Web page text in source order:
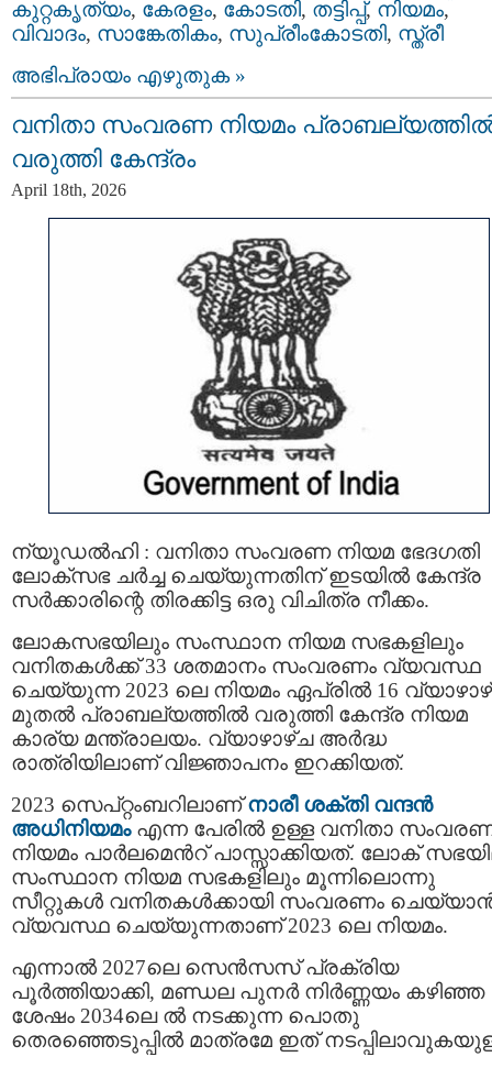
കുറ്റകൃത്യം, കേരളം, കോടതി, തട്ടിപ്പ്‌, നിയമം,
വിവാദം, സാങ്കേതികം, സുപ്രീംകോടതി, സ്ത്രീ
അഭിപ്രായം എഴുതുക »
വനിതാ സംവരണ നിയമം
വരുത്തി കേന്ദ്രം
April 18th, 2026
ന്യൂഡൽഹി : വനിതാ സംവരണ നിയമ ഭേദഗതി
ലോക്‌സഭ ചർച്ച ചെയ്യുന്നതിന് ഇടയിൽ കേന്ദ്ര
സർക്കാരിന്റെ തിരക്കിട്ട ഒരു വിചിത്ര നീക്കം.
ലോകസഭയിലും സംസ്ഥാന നിയമ സഭകളിലും
വനിതകൾക്ക് 33 ശതമാനം സംവരണം വ്യവസ്ഥ
ചെയ്യുന്ന 2023 ലെ നിയമം ഏപ്രിൽ 16
മുതൽ പ്രാബല്യത്തിൽ വരുത്തി കേന്ദ്ര നിയമ
കാര്യ മന്ത്രാലയം. വ്യാഴാഴ്ച അർദ്ധ
രാത്രിയിലാണ് വിജ്ഞാപനം ഇറക്കിയത്.
2023 സെപ്റ്റംബറിലാണ്നാരീ ശക്തി വന്ദൻ
അധിനിയമം എന്ന പേരിൽ ഉള്ള വനിതാ
നിയമം പാർലമെന്‍റ് പാസ്സാക്കിയത്. ലോക്‌
സംസ്ഥാന നിയമ സഭകളിലും മൂന്നിലൊന്നു
സീറ്റുകൾ വനിതകൾക്കായി സംവരണം
വ്യവസ്ഥ ചെയ്യുന്നതാണ് 2023 ലെ നിയമം.
എന്നാൽ 2027ലെ സെൻസസ് പ്രക്രിയ
പൂർത്തിയാക്കി, മണ്ഡല പുനർ നിർണ്ണയം കഴിഞ്ഞ
ശേഷം 2034ലെ ൽ നടക്കുന്ന പൊതു
തെരഞ്ഞെടുപ്പിൽ മാത്രമേ ഇത്